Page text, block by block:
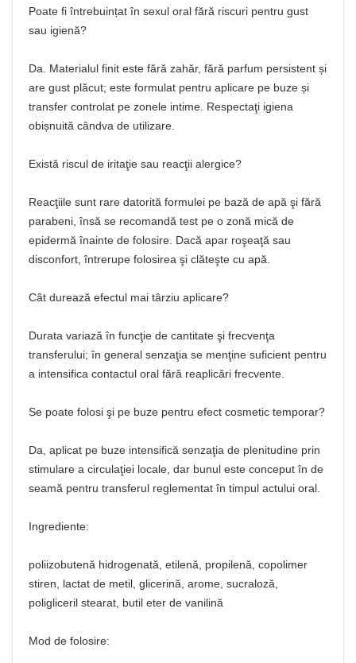
Poate fi întrebuințat în sexul oral fără riscuri pentru gust
sau igienă?
Da. Materialul finit este fără zahăr, fără parfum persistent și
are gust plăcut; este formulat pentru aplicare pe buze și
transfer controlat pe zonele intime. Respectaţi igiena
obișnuită cândva de utilizare.
Există riscul de iritaţie sau reacţii alergice?
Reacţiile sunt rare datorită formulei pe bază de apă şi fără
parabeni, însă se recomandă test pe o zonă mică de
epidermă înainte de folosire. Dacă apar roşeaţă sau
disconfort, întrerupe folosirea şi clăteşte cu apă.
Cât durează efectul mai târziu aplicare?
Durata variază în funcţie de cantitate şi frecvenţa
transferului; în general senzaţia se menţine suficient pentru
a intensifica contactul oral fără reaplicări frecvente.
Se poate folosi şi pe buze pentru efect cosmetic temporar?
Da, aplicat pe buze intensifică senzaţia de plenitudine prin
stimulare a circulaţiei locale, dar bunul este conceput în de
seamă pentru transferul reglementat în timpul actului oral.
Ingrediente:
poliizobutenă hidrogenată, etilenă, propilenă, copolimer
stiren, lactat de metil, glicerină, arome, sucraloză,
poligliceril stearat, butil eter de vanilină
Mod de folosire: